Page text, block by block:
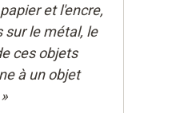
et l'encre,
le métal, le
ces objets
à un objet